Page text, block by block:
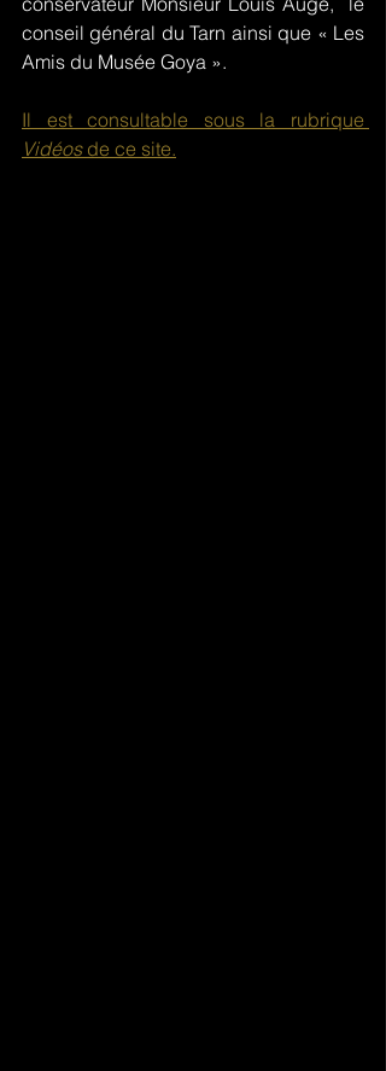
conseil général du Tarn ainsi que « Les
Amis du Musée Goya ».
Vidéos de ce site.